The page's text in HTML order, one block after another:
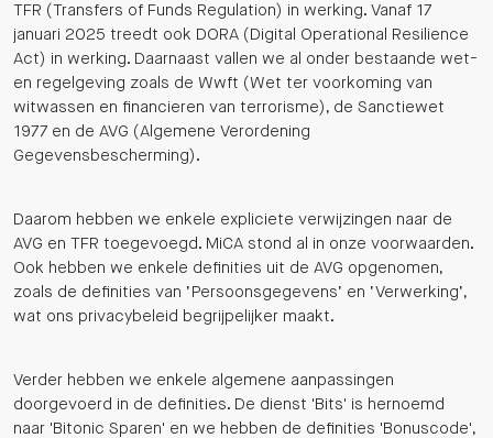
TFR (Transfers of Funds Regulation) in werking. Vanaf 17
januari 2025 treedt ook DORA (Digital Operational Resilience
Act) in werking. Daarnaast vallen we al onder bestaande wet-
en regelgeving zoals de Wwft (Wet ter voorkoming van
witwassen en financieren van terrorisme), de Sanctiewet
1977 en de AVG (Algemene Verordening
Gegevensbescherming).
Daarom hebben we enkele expliciete verwijzingen naar de
AVG en TFR toegevoegd. MiCA stond al in onze voorwaarden.
Ook hebben we enkele definities uit de AVG opgenomen,
zoals de definities van ‘Persoonsgegevens’ en ‘Verwerking’,
wat ons privacybeleid begrijpelijker maakt.
Verder hebben we enkele algemene aanpassingen
doorgevoerd in de definities. De dienst 'Bits' is hernoemd
naar 'Bitonic Sparen' en we hebben de definities 'Bonuscode',